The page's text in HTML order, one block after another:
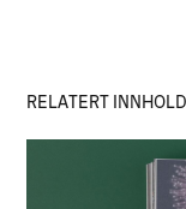
RELATERT INNHOLD